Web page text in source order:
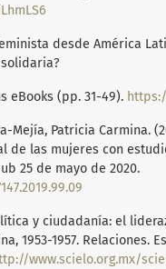
desde América
eBooks (pp. 31-49).
Mejía, Patricia Carmina.
de las mujeres con
25 de mayo de 2020.
y ciudadanía: el
1953-1957. Relaciones.
www.scielo.org.mx/